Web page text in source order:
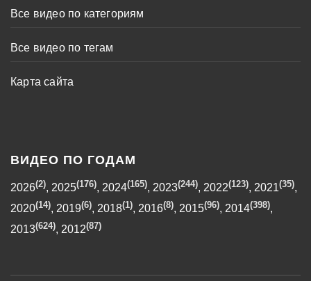
Все видео по категориям
Все видео по тегам
Карта сайта
ВИДЕО ПО ГОДАМ
2026(2), 2025(176), 2024(165), 2023(244), 2022(123), 2021(35),
2020(14), 2019(6), 2018(1), 2016(8), 2015(96), 2014(398),
2013(624), 2012(87)